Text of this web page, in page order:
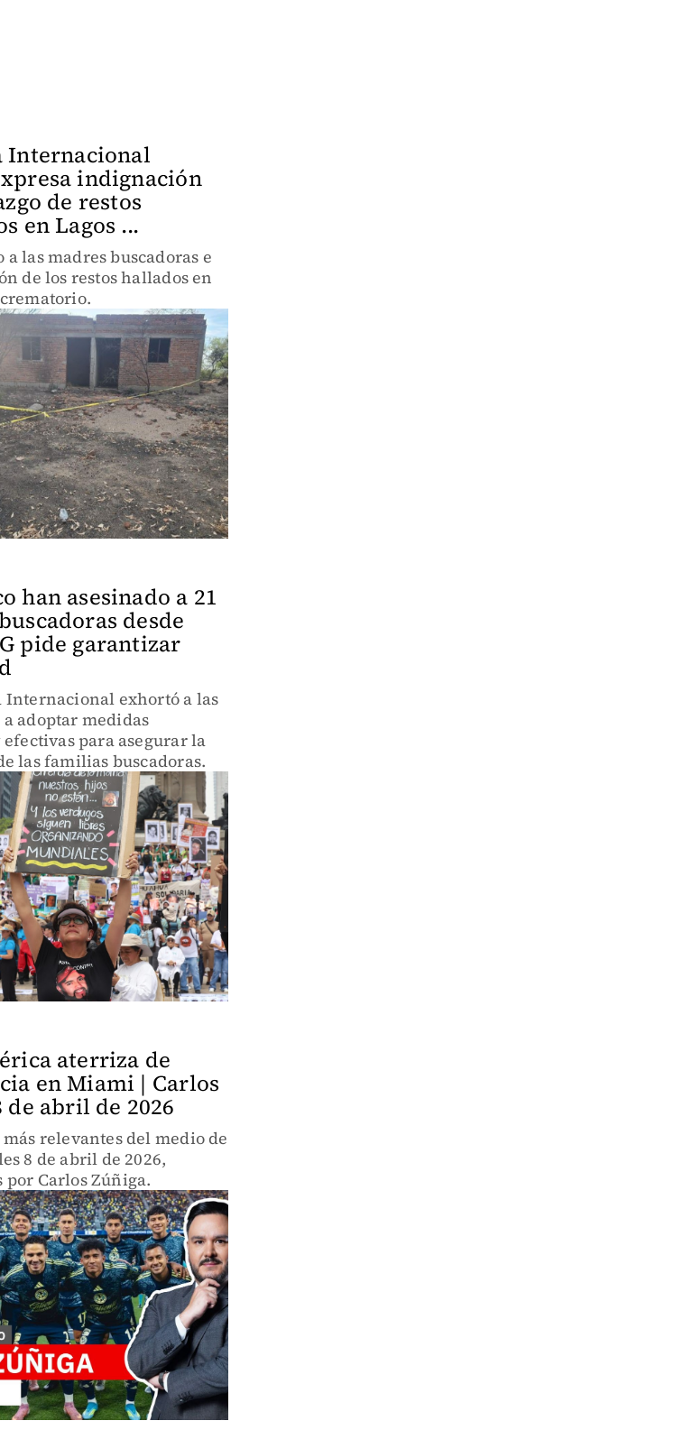
Internacional
indignación
de restos
en Lagos ...
a las madres buscadoras e
de los restos hallados en
han asesinado a 21
desde
pide garantizar
Internacional exhortó a las
adoptar medidas
para asegurar la
las familias buscadoras.
aterriza de
en Miami | Carlos
de abril de 2026
relevantes del medio de
8 de abril de 2026,
por Carlos Zúñiga.